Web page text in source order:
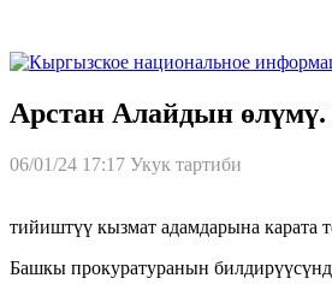
Арстан Алайдын
06/01/24 17:17 Укук тартиби
тийиштүү кызмат адамдарына карата
Башкы прокуратуранын